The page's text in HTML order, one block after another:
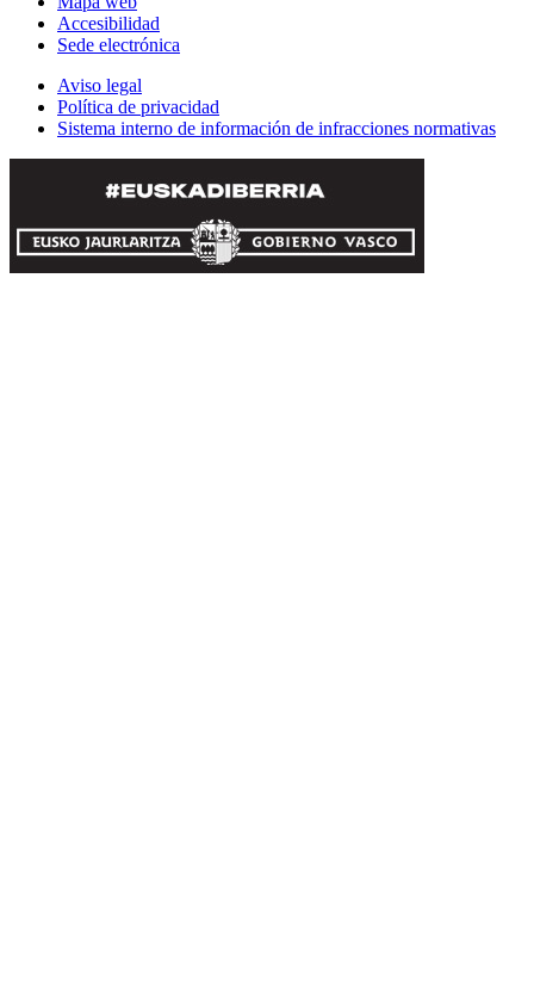
Accesibilidad
Sede electrónica
Aviso legal
Política de privacidad
Sistema interno de información de infracciones normativas